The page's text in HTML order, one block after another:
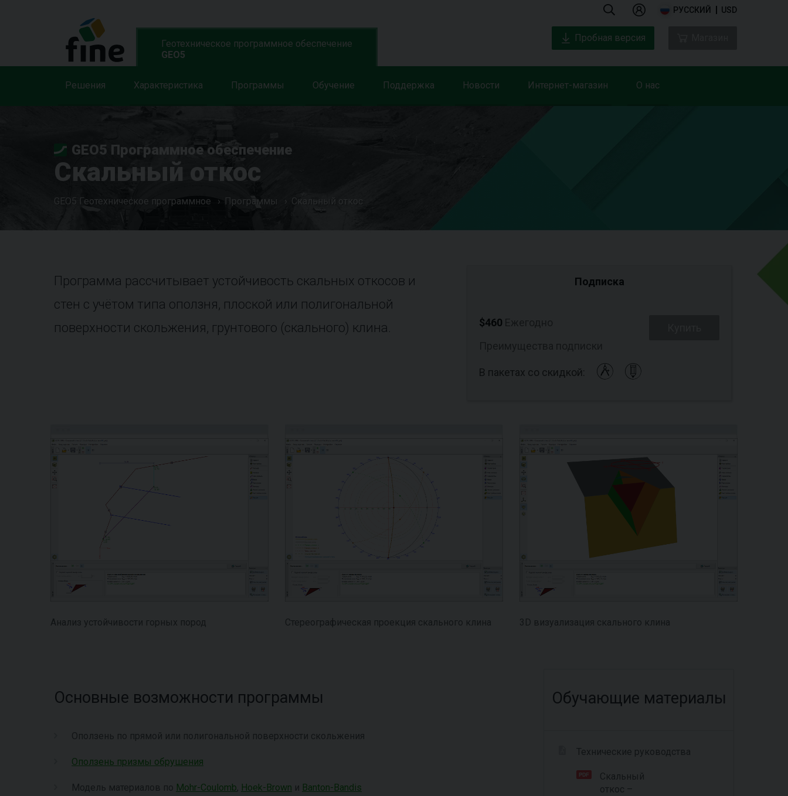
РУССКИЙ USD
Геотехническое программное обеспечение
GEO5
Решения Характеристика Программы Обучение Поддержка Новости Интернет-магазин О нас
Пробная версия
GEO5 Программное обеспечение
Скальный откос
GEO5 Геотехническое программное Программы Скальный откос
Программа рассчитывает устойчивость скальных откосов и
стен с учётом типа оползня, плоской или полигональной
поверхности скольжения, грунтового (скального) клина.
Подписка
$460
В пакетах со скидкой:
Анализ устойчивости горных пород Стереографическая проекция скального клина 3D визуализация скального клина
Основные возможности программы
Оползень по прямой или полигональной поверхности скольжения
Оползень призмы обрушения
Модель материалов по Mohr-Coulomb, Hoek-Brown и Banton-Bandis
Обучающие материалы
Технические руководства
Скальный
откос –